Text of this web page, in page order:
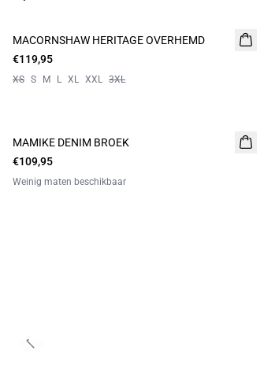
MACORNSHAW HERITAGE OVERHEMD
€119,95
XS S M L XL XXL 3XL
MAMIKE DENIM BROEK
€109,95
Weinig maten beschikbaar
Previous slide